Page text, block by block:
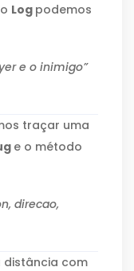
Log podemos
e o inimigo”
traçar uma
e o método
direcao,
distância com